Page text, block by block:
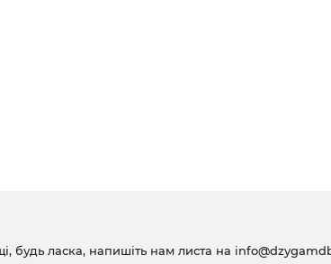
будь ласка, напишіть нам листа на